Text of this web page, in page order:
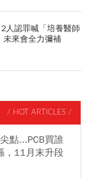
人認罪喊「培養醫師
未來會全力彌補
/ HOT ARTICLES /
點...PCB買誰
，11月末升段